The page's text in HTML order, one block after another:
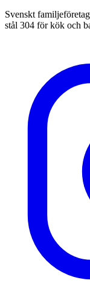
Svenskt
stål 304 för kök och